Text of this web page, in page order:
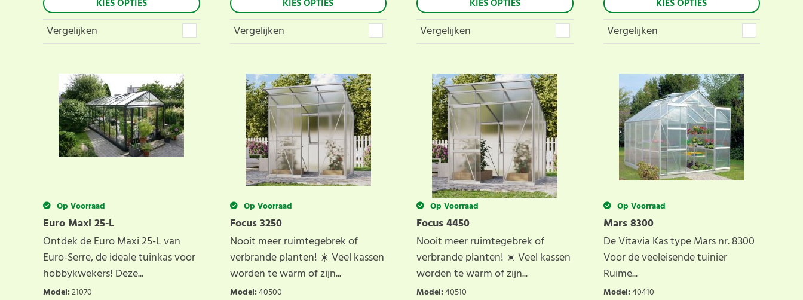
KIES OPTIES
Vergelijken
KIES OPTIES
Vergelijken
KIES OPTIES
Vergelijken
KIES OPTIES
Vergelijken
Op Voorraad
Euro Maxi 25-L
Ontdek de Euro Maxi 25-L van
Euro-Serre, de ideale tuinkas voor
hobbykwekers! Deze...
Model:21070
Op Voorraad
Focus 3250
Nooit meer ruimtegebrek of
verbrande planten! ☀️ Veel kassen
worden te warm of zijn...
Model:40500
Op Voorraad
Focus 4450
Nooit meer ruimtegebrek of
verbrande planten! ☀️ Veel kassen
worden te warm of zijn...
Model:40510
Op Voorraad
Mars 8300
De Vitavia Kas type Mars nr. 8300
Voor de veeleisende tuinier
Ruime...
Model:40410